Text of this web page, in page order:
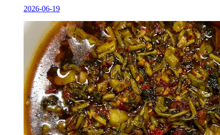
2026-06-19